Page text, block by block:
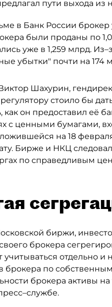
пути выхода из
в Банк России брокер
были проданы по
уже в 1,259 млрд.
убытки" почти на 174
Виктор Шахурин,
стоило бы
как он предоставил её
с ценными бумагами,
на 18
Бирже и НКЦ
по справедливым
биржи,
брокера
учитываться отдельно
брокера по
брокера активы